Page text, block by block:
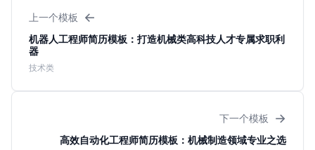
上一个模板 ←
机器人工程师简历模板：打造机械类高科技人才专属求职利
器
技术类
下一个模板 →
高效自动化工程师简历模板：机械制造领域专业之选